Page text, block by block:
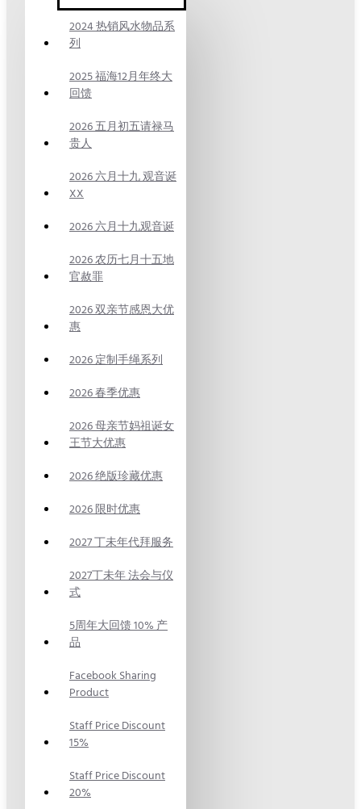
2024 热销风水物品系
列
2025 福海12月年终大
回馈
2026 五月初五请禄马
贵人
2026 六月十九 观音诞
XX
2026 六月十九观音诞
2026 农历七月十五地
官赦罪
2026 双亲节感恩大优
惠
2026 定制手绳系列
2026 春季优惠
2026 母亲节妈祖诞女
王节大优惠
2026 绝版珍藏优惠
2026 限时优惠
2027 丁未年代拜服务
2027丁未年 法会与仪
式
5周年大回馈 10% 产
品
Facebook Sharing
Product
Staff Price Discount
15%
Staff Price Discount
20%